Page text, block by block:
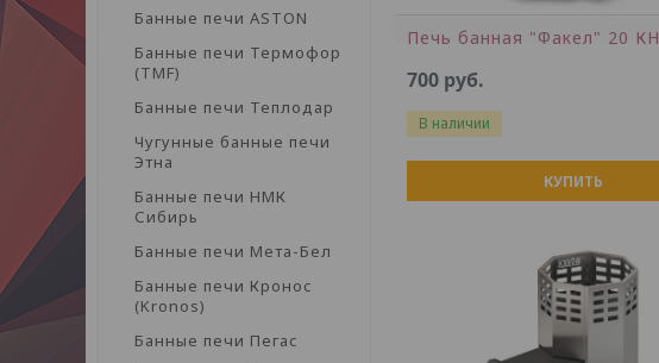
Банные печи ASTON
Банные печи Термофор
(TMF)
Банные печи Теплодар
Чугунные банные печи
Этна
Банные печи НМК
Сибирь
Банные печи Мета-Бел
Банные печи Кронос
(Kronos)
Банные печи Пегас
Печь банная "Факел" 20 КН
700 руб.
В наличии
КУПИТЬ